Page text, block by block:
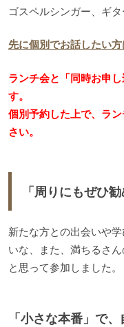
ゴスペルシンガー、ギ
先に個別でお話したい
ランチ会と「同時お申
す。
個別予約した上で、ラ
さい。
「周りにもぜひ勧
新たな方との出会いや
いな、また、満ちるさ
と思って参加しました。
「小さな本番」で